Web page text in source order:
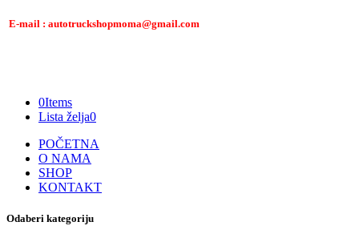
E-mail : autotruckshopmoma@gmail.com
0Items
Lista želja0
POČETNA
O NAMA
SHOP
KONTAKT
Odaberi kategoriju